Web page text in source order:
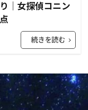
｜女探偵コニン
続きを読む